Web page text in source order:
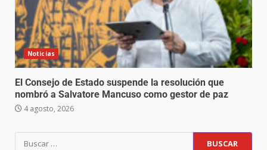
Noticias
El Consejo de Estado suspende la resolución que
nombró a Salvatore Mancuso como gestor de paz
4 agosto, 2026